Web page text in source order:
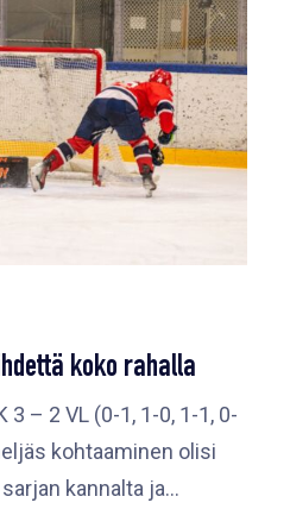
koko rahalla
3 – 2 VL (0-1, 1-0, 1-1, 0-
kohtaaminen olisi
kannalta ja…